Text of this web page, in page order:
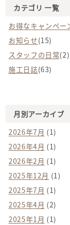
カテゴリ 一覧
お得なキャンペー
お知らせ(15)
スタッフの日常(2)
施工日誌(63)
月別アーカイブ
2026年7月 (1)
2026年4月 (1)
2026年2月 (1)
2025年12月 (1)
2025年7月 (1)
2025年4月 (2)
2025年1月 (1)